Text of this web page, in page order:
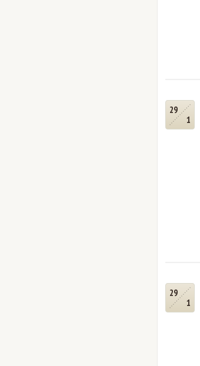
29
1
29
1